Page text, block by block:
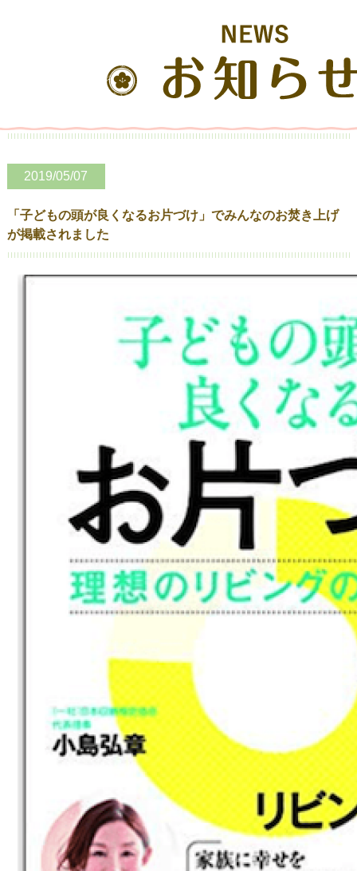
2019/05/07
「子どもの頭が良くなるお片づけ」でみんなのお焚き上げ
が掲載されました